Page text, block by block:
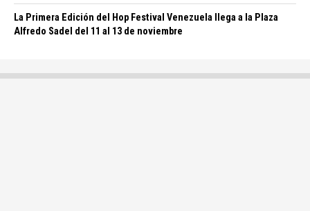
La Primera Edición del Hop Festival Venezuela llega a la Plaza
Alfredo Sadel del 11 al 13 de noviembre